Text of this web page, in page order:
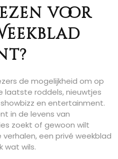
voor
de mogelijkheid om op
laatste roddels, nieuwtjes
en entertainment.
in de levens van
zoekt of gewoon wilt
een privé weekblad
wat wils.